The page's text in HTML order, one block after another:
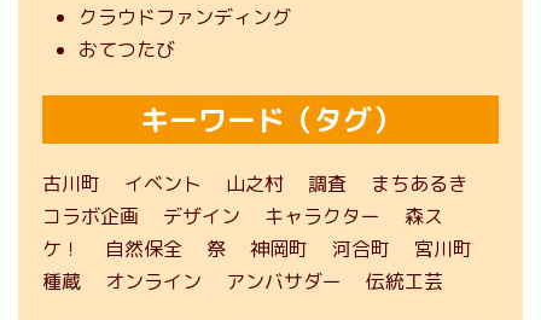
クラウドファンディング
おてつたび
キーワード（タグ）
古川町 イベント 山之村 調査
まちあるき
コラボ企画
デザイン キャラクター
森ス
ケ！
自然保全 祭 神岡町 河合町
宮川町
種蔵
オンライン アンバサダー 伝統工芸